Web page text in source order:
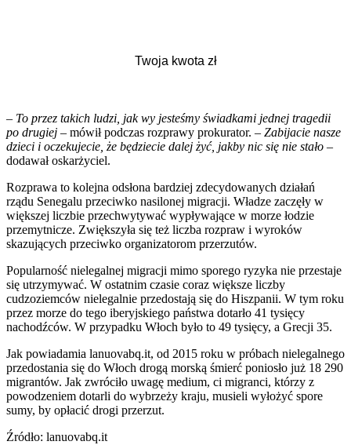
– To przez takich ludzi, jak wy jesteśmy świadkami jednej tragedii
po drugiej – mówił podczas rozprawy prokurator. – Zabijacie nasze
dzieci i oczekujecie, że będziecie dalej żyć, jakby nic się nie stało –
dodawał oskarżyciel.
Rozprawa to kolejna odsłona bardziej zdecydowanych działań
rządu Senegalu przeciwko nasilonej migracji. Władze zaczęły w
większej liczbie przechwytywać wypływające w morze łodzie
przemytnicze. Zwiększyła się też liczba rozpraw i wyroków
skazujących przeciwko organizatorom przerzutów.
Popularność nielegalnej migracji mimo sporego ryzyka nie przestaje
się utrzymywać. W ostatnim czasie coraz większe liczby
cudzoziemców nielegalnie przedostają się do Hiszpanii. W tym roku
przez morze do tego iberyjskiego państwa dotarło 41 tysięcy
nachodźców. W przypadku Włoch było to 49 tysięcy, a Grecji 35.
Jak powiadamia lanuovabq.it, od 2015 roku w próbach nielegalnego
przedostania się do Włoch drogą morską śmierć poniosło już 18 290
migrantów. Jak zwróciło uwagę medium, ci migranci, którzy z
powodzeniem dotarli do wybrzeży kraju, musieli wyłożyć spore
sumy, by opłacić drogi przerzut.
Źródło: lanuovabq.it